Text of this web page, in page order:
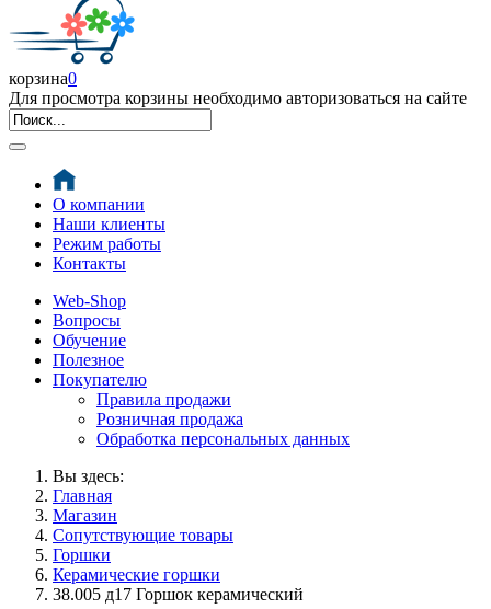
корзина0
Для просмотра корзины необходимо авторизоваться на сайте
О компании
Наши клиенты
Режим работы
Контакты
Web-Shop
Вопросы
Обучение
Полезное
Покупателю
Правила продажи
Розничная продажа
Обработка персональных данных
Вы здесь:
Главная
Магазин
Сопутствующие товары
Горшки
Керамические горшки
38.005 д17 Горшок керамический